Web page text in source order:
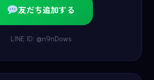
友だち追加する
LINE ID: @n9nDows